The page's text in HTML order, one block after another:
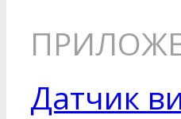
Датчик